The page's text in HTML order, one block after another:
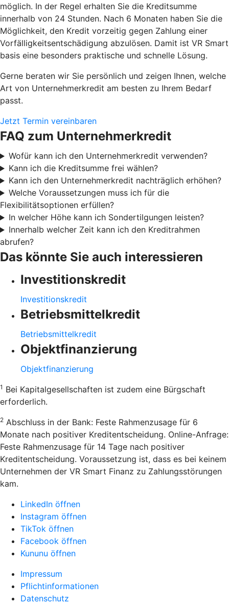
möglich. In der Regel erhalten Sie die Kreditsumme
innerhalb von 24 Stunden. Nach 6 Monaten haben Sie die
Möglichkeit, den Kredit vorzeitig gegen Zahlung einer
Vorfälligkeitsentschädigung abzulösen. Damit ist VR Smart
basis eine besonders praktische und schnelle Lösung.
Gerne beraten wir Sie persönlich und zeigen Ihnen, welche
Art von Unternehmerkredit am besten zu Ihrem Bedarf
passt.
Jetzt Termin vereinbaren
FAQ zum Unternehmerkredit
Wofür kann ich den Unternehmerkredit verwenden?
Kann ich die Kreditsumme frei wählen?
Kann ich den Unternehmerkredit nachträglich erhöhen?
Welche Voraussetzungen muss ich für die
Flexibilitätsoptionen erfüllen?
In welcher Höhe kann ich Sondertilgungen leisten?
Innerhalb welcher Zeit kann ich den Kreditrahmen
abrufen?
Das könnte Sie auch interessieren
Investitionskredit
Investitionskredit
Betriebsmittelkredit
Betriebsmittelkredit
Objektfinanzierung
Objektfinanzierung
1 Bei Kapitalgesellschaften ist zudem eine Bürgschaft
erforderlich.
2 Abschluss in der Bank: Feste Rahmenzusage für 6
Monate nach positiver Kreditentscheidung. Online-Anfrage:
Feste Rahmenzusage für 14 Tage nach positiver
Kreditentscheidung. Voraussetzung ist, dass es bei keinem
Unternehmen der VR Smart Finanz zu Zahlungsstörungen
kam.
LinkedIn öffnen
Instagram öffnen
TikTok öffnen
Facebook öffnen
Kununu öffnen
Impressum
Pflichtinformationen
Datenschutz